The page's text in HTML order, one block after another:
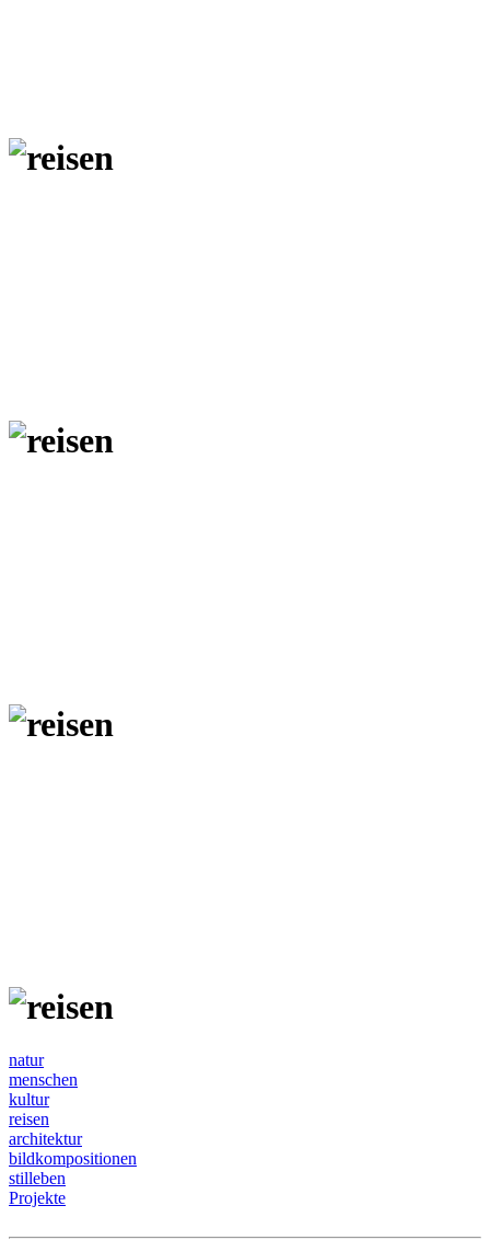
natur
menschen
kultur
reisen
architektur
bildkompositionen
stilleben
Projekte